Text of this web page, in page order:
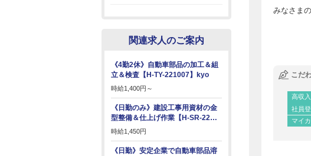
みなさま
こだ
高収
社員
マイ
関連求人のご案内
《4勤2休》自動車部品の加工＆組
立＆検査【H-TY-221007】kyo
時給1,400円～
《日勤のみ》建設工事用資材の金
型整備＆仕上げ作業【H-SR-22…
時給1,450円
《日勤》安定企業で自動車部品溶